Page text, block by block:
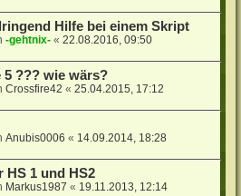
Hilfe bei einem Skript
-gehtnix- «22.08.2016, 09:50
5 ??? wie wärs?
Crossfire42 «25.04.2015, 17:12
Anubis0006 « 14.09.2014, 18:28
HS 1 und HS2
Markus1987 « 19.11.2013, 12:14